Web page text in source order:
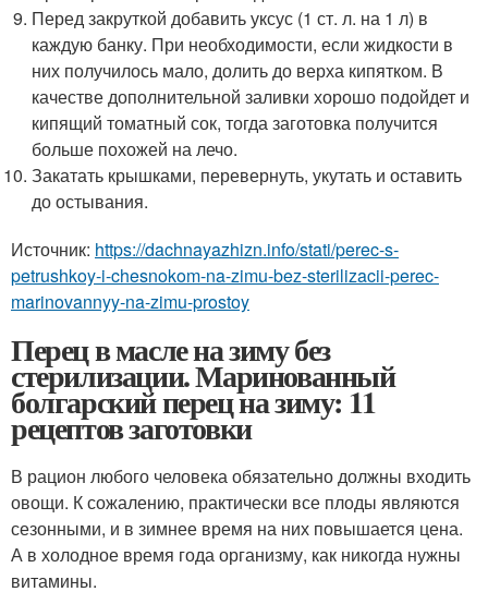
Перед закруткой добавить уксус (1 ст. л. на 1 л) в
каждую банку. При необходимости, если жидкости в
них получилось мало, долить до верха кипятком. В
качестве дополнительной заливки хорошо подойдет и
кипящий томатный сок, тогда заготовка получится
больше похожей на лечо.
Закатать крышками, перевернуть, укутать и оставить
до остывания.
Источник: https://dachnayazhizn.info/stati/perec-s-
petrushkoy-i-chesnokom-na-zimu-bez-sterilizacii-perec-
marinovannyy-na-zimu-prostoy
Перец в масле на зиму без
стерилизации. Маринованный
болгарский перец на зиму: 11
рецептов заготовки
В рацион любого человека обязательно должны входить
овощи. К сожалению, практически все плоды являются
сезонными, и в зимнее время на них повышается цена.
А в холодное время года организму, как никогда нужны
витамины.